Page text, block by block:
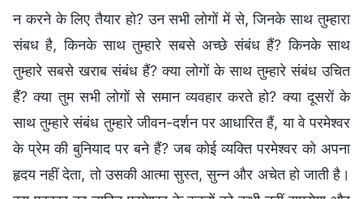
न करने के लिए तैयार हो? उन सभी लोगों में से, जिनके साथ तुम्हारा
संबध है, किनके साथ तुम्हारे सबसे अच्छे संबंध हैं? किनके साथ
तुम्हारे सबसे खराब संबंध हैं? क्या लोगों के साथ तुम्हारे संबंध उचित
हैं? क्या तुम सभी लोगों से समान व्यवहार करते हो? क्या दूसरों के
साथ तुम्हारे संबंध तुम्हारे जीवन-दर्शन पर आधारित हैं, या वे परमेश्वर
के प्रेम की बुनियाद पर बने हैं? जब कोई व्यक्ति परमेश्वर को अपना
हृदय नहीं देता, तो उसकी आत्मा सुस्त, सुन्न और अचेत हो जाती है।